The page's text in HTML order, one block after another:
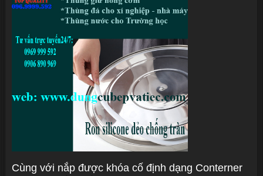
Cùng với nắp được khóa cố định dạng Conterner